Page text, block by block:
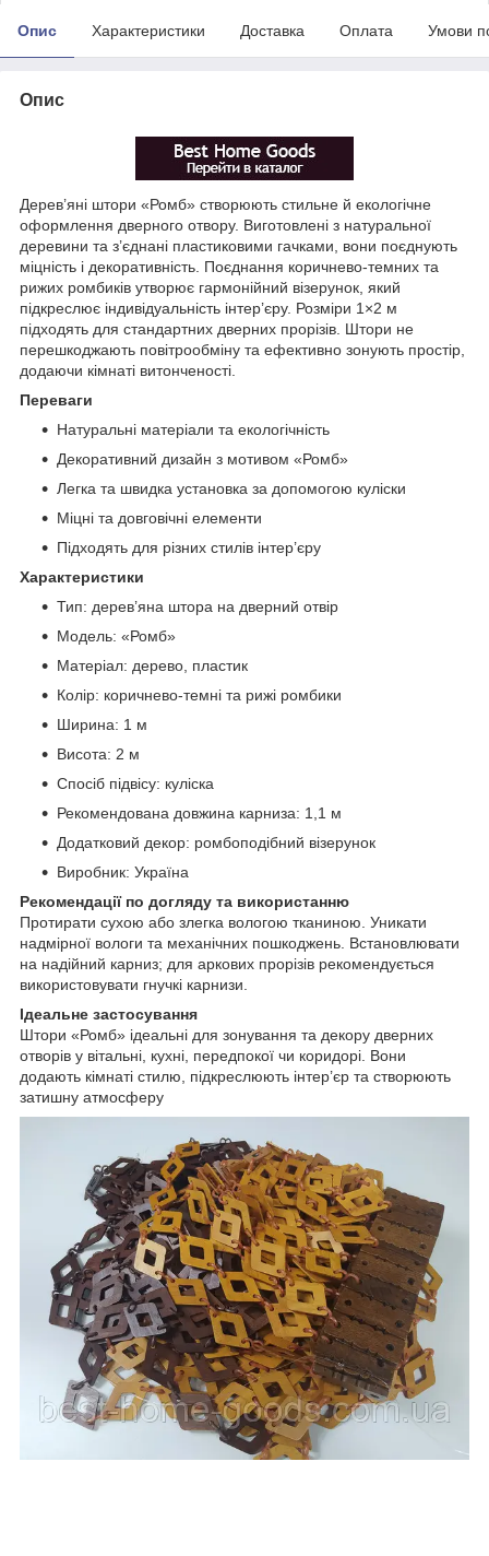
Опис Характеристики Доставка Оплата Умови
Опис
Дерев’яні штори «Ромб» створюють стильне й екологічне
оформлення дверного отвору. Виготовлені з натуральної
деревини та з’єднані пластиковими гачками, вони поєднують
міцність і декоративність. Поєднання коричнево-темних та
рижих ромбиків утворює гармонійний візерунок, який
підкреслює індивідуальність інтер’єру. Розміри 1×2 м
підходять для стандартних дверних прорізів. Штори не
перешкоджають повітрообміну та ефективно зонують простір,
додаючи кімнаті витонченості.
Переваги
Натуральні матеріали та екологічність
Декоративний дизайн з мотивом «Ромб»
Легка та швидка установка за допомогою куліски
Міцні та довговічні елементи
Підходять для різних стилів інтер’єру
Характеристики
Тип: дерев’яна штора на дверний отвір
Модель: «Ромб»
Матеріал: дерево, пластик
Колір: коричнево-темні та рижі ромбики
Ширина: 1 м
Висота: 2 м
Спосіб підвісу: куліска
Рекомендована довжина карниза: 1,1 м
Додатковий декор: ромбоподібний візерунок
Виробник: Україна
Рекомендації по догляду та використанню
Протирати сухою або злегка вологою тканиною. Уникати
надмірної вологи та механічних пошкоджень. Встановлювати
на надійний карниз; для аркових прорізів рекомендується
використовувати гнучкі карнизи.
Ідеальне застосування
Штори «Ромб» ідеальні для зонування та декору дверних
отворів у вітальні, кухні, передпокої чи коридорі. Вони
додають кімнаті стилю, підкреслюють інтер’єр та створюють
затишну атмосферу